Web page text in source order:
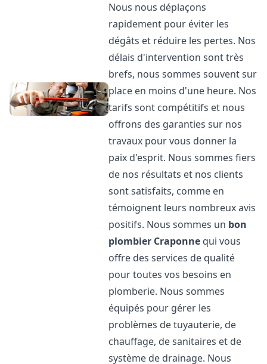
Nous nous déplaçons
rapidement pour éviter les
dégâts et réduire les pertes. Nos
délais d'intervention sont très
brefs, nous sommes souvent sur
place en moins d'une heure. Nos
tarifs sont compétitifs et nous
offrons des garanties sur nos
travaux pour vous donner la
paix d'esprit. Nous sommes fiers
de nos résultats et nos clients
sont satisfaits, comme en
témoignent leurs nombreux avis
positifs. Nous sommes un bon
plombier Craponne qui vous
offre des services de qualité
pour toutes vos besoins en
plomberie. Nous sommes
équipés pour gérer les
problèmes de tuyauterie, de
chauffage, de sanitaires et de
système de drainage. Nous